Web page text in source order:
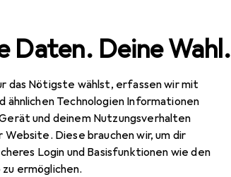
Daten. Deine Wahl.
das Nötigste wählst, erfassen wir mit
ähnlichen Technologien Informationen
und deinem Nutzungsverhalten
Website. Diese brauchen wir, um dir
Login und Basisfunktionen wie den
ermöglichen.
Baumarkt + Garten